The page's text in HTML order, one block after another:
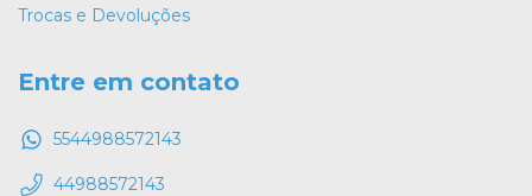
Trocas e Devoluções
Entre em contato
5544988572143
44988572143